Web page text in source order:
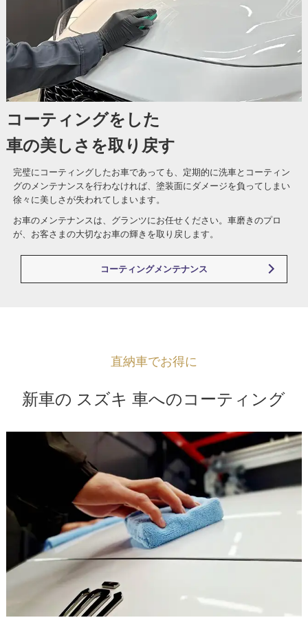
コーティングをした
車の美しさを取り戻す
完璧にコーティングしたお車であっても、定期的に洗車とコーティン
グのメンテナンスを行わなければ、塗装面にダメージを負ってしまい
徐々に美しさが失われてしまいます。
お車のメンテナンスは、グランツにお任せください。車磨きのプロ
が、お客さまの大切なお車の輝きを取り戻します。
コーティングメンテナンス
直納車でお得に
新車の スズキ 車へのコーティング